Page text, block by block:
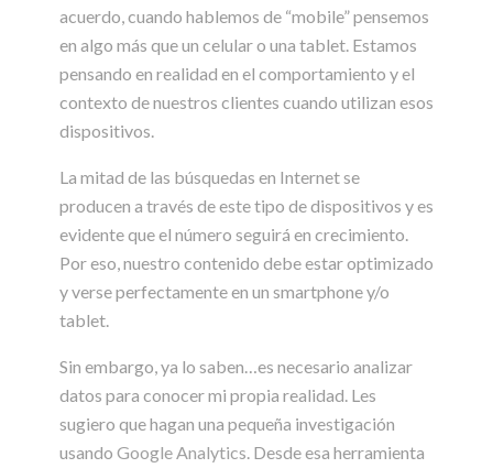
acuerdo, cuando hablemos de “mobile” pensemos
en algo más que un celular o una tablet. Estamos
pensando en realidad en el comportamiento y el
contexto de nuestros clientes cuando utilizan esos
dispositivos.
La mitad de las búsquedas en Internet se
producen a través de este tipo de dispositivos y es
evidente que el número seguirá en crecimiento.
Por eso, nuestro contenido debe estar optimizado
y verse perfectamente en un smartphone y/o
tablet.
Sin embargo, ya lo saben…es necesario analizar
datos para conocer mi propia realidad. Les
sugiero que hagan una pequeña investigación
usando Google Analytics . Desde esa herramienta